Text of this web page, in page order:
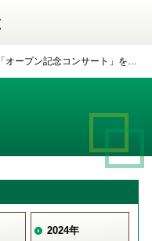
「オープン記念コンサート」を開
2024年